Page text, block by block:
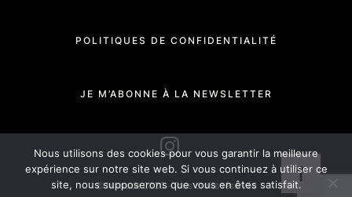
POLITIQUES DE CONFIDENTIALITÉ
JE M’ABONNE À LA NEWSLETTER
© Manade 2020 - Tous droits réservés
Nous utilisons des cookies pour vous garantir la meilleure
expérience sur notre site web. Si vous continuez à utiliser ce
site, nous supposerons que vous en êtes satisfait.